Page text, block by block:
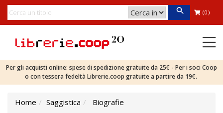
(0)
Per gli acquisti online: spese di spedizione gratuite da 25€ - Per i soci Coop
o con tessera fedeltà Librerie.coop gratuite a partire da 19€.
Home Saggistica
Biografie